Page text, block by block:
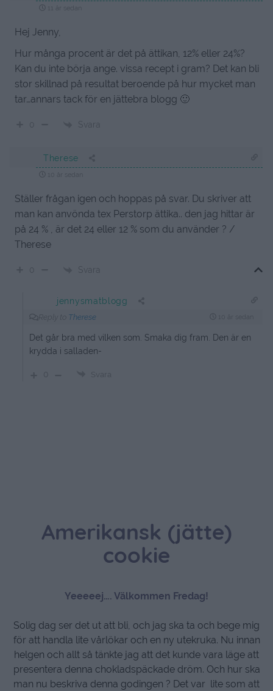
11 år sedan
Hej Jenny,
Hur många procent är det på ättikan, 12% eller 24%?
Kan du inte börja ange. vissa recept i gram? Det kan bli
stor skillnad på resultat beroende på hur mycket man
tar…annars tack för en jättebra blogg 🙂
Svara
Therese
10 år sedan
Ställer frågan igen och hoppas på svar. Du skriver att
man kan anvönda tex Perstorp ättika.. den jag hittar är
på 24 % , är det 24 eller 12 % som du använder ? /
Therese
Svara
jennysmatblogg
Therese
Det går bra med vilken som. Smaka dig fram. Den är en
krydda i salladen-
Svara
Amerikansk (jätte)
cookie
Yeeeeej…. Välkommen Fredag!
Solig dag ser det ut att bli, och jag ska ta och bege mig
för att handla lite vårlökar och en ny utekruka. Nu innan
helgen och allt så tänkte jag att det kunde vara läge att
presentera denna chokladspäckade dröm. Och hur ska
man nu beskriva denna godingen ? Det var lite som att